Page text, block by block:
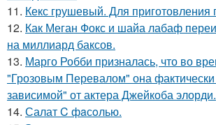
11. Кекс грушевый. Для приготовления
12. Как Меган Фокс и шайа лабаф
на миллиард баксов.
13. Марго Робби призналась, что во
"Грозовым Перевалом" она фактически
зависимой" от актера Джейкоба элорди.
14. Салат C фaсoлью.